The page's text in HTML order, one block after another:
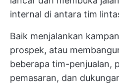
internal di antara tim
Baik menjalankan
prospek, atau
beberapa tim-penjualan,
pemasaran, dan